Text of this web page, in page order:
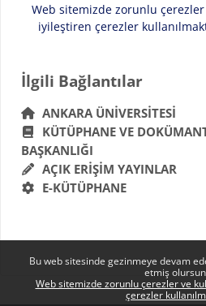
Bu web sitesinde gezinmeye devam
etmiş
Web sitemizde zorunlu çerezler ve
çerezler
Web sitemizde zorunlu çerezler
iyileştiren çerezler
Bloklar
İlgili Bağlantılar 'yı atla
İlgili Bağlantılar
ANKARA ÜNIVERSITESI
KÜTÜPHANE VE
BAŞKANLIĞI
AÇIK ERIŞIM YAYINLAR
E-KÜTÜPHANE